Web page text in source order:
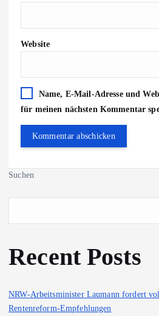
Website
Name, E-Mail-Adresse und
für meinen nächsten Kommentar
Suchen
Recent Posts
NRW-Arbeitsminister Laumann fordert
Rentenreform-Empfehlungen